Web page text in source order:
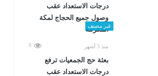
غير مصنف
منذ 3 أشهر 0
بعثة حج الجمعيات ترفع
درجات الاستعداد عقب